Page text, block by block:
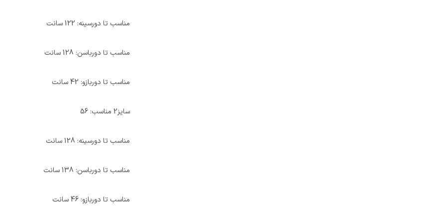
مناسب تا دورسینه: 122 سانت
مناسب تا دورباسن: 128 سانت
مناسب تا دوربازو: 42 سانت
سایز2 مناسب: 56
مناسب تا دورسینه: 128 سانت
مناسب تا دورباسن: 138 سانت
مناسب تا دوربازو: 46 سانت